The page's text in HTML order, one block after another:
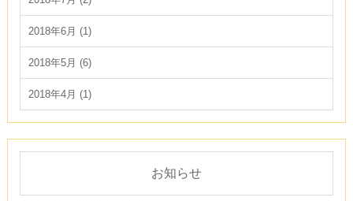
2018年6月 (1)
2018年5月 (6)
2018年4月 (1)
お知らせ